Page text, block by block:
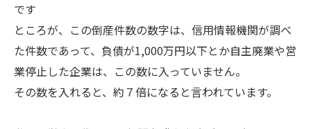
です
ところが、この倒産件数の数字は、信用情報機関が調べ
た件数であって、負債が1,000万円以下とか自主廃業や営
業停止した企業は、この数に入っていません。
その数を入れると、約７倍になると言われています。